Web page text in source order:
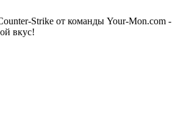
Strike от команды Your-Mon.com -
вкус!